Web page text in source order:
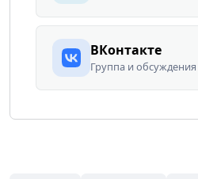
ВКонтакте
Группа и обсуждения